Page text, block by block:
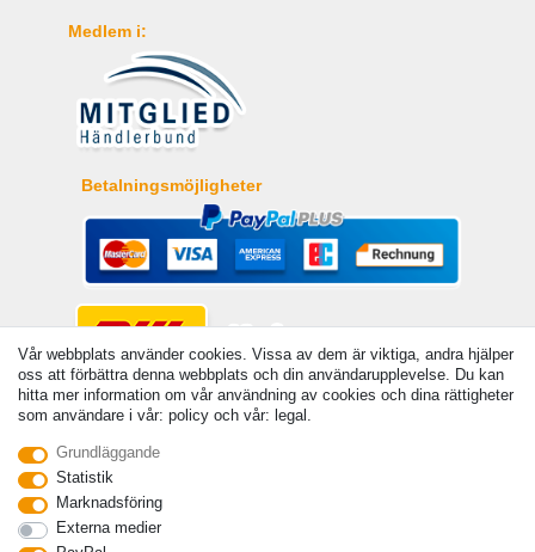
Medlem i:
Betalningsmöjligheter
© Copyright 2026 | Alla rattigheter forbehallna. - Angivna priser är inklusive 19 %
moms | För grundpris, se respektive artikel | Gäller för försändelser inom Sverige
Withdraw from contract here
Vår webbplats använder cookies. Vissa av dem är viktiga, andra hjälper
oss att förbättra denna webbplats och din användarupplevelse. Du kan
hitta mer information om vår användning av cookies och dina rättigheter
som användare i vår: policy och vår: legal.
Grundläggande
Statistik
Marknadsföring
Externa medier